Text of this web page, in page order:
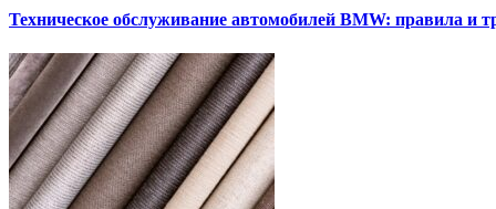
Техническое обслуживание автомобилей BMW: правила и